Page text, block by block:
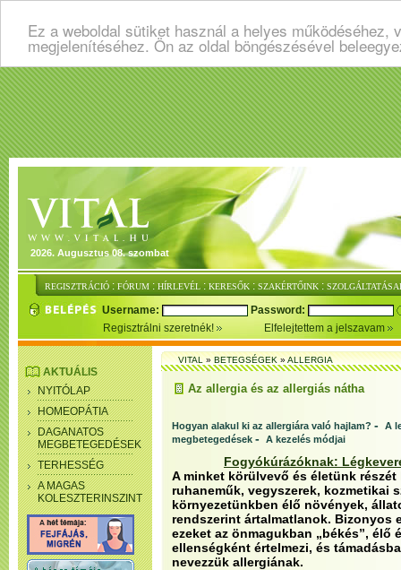
Ez a weboldal sütiket használ a helyes
megjelenítéséhez. Ön az oldal böngészésével
2026. Augusztus 08. szombat
REGISZTRÁCIÓ : FÓRUM : HÍRLEVÉL : KERESŐK : SZAKÉRTŐINK :
Username:
Password:
Regisztrálni szeretnék!
Elfelejtettem a jelszavam
AKTUÁLIS
NYITÓLAP
HOMEOPÁTIA
DAGANATOS
MEGBETEGEDÉSEK
TERHESSÉG
A MAGAS
KOLESZTERINSZINT
VITAL»BETEGSÉGEK»ALLERGIA
Az allergia és az allergiás nátha
Hogyan alakul ki az allergiára való hajlam? - A
megbetegedések - A kezelés módjai
Fogyókúrázóknak:
A minket körülvevő és életünk
ruhaneműk, vegyszerek, kozmetikai
környezetünkben élő növények,
rendszerint ártalmatlanok. Bizonyos
ezeket az önmagukban „békés”, élő
ellenségként értelmezi, és
nevezzük allergiának.